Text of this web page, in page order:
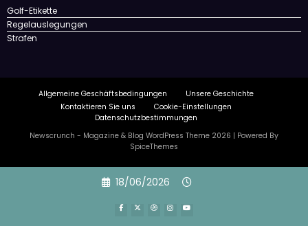
Golf-Etikette
Regelauslegungen
Strafen
Allgemeine Geschäftsbedingungen
Unsere Geschichte
Kontaktieren Sie uns
Cookie-Einstellungen
Datenschutzbestimmungen
Newscrunch - Magazine & Blog WordPress Theme 2026 | Powered By
SpiceThemes
18/06/2026